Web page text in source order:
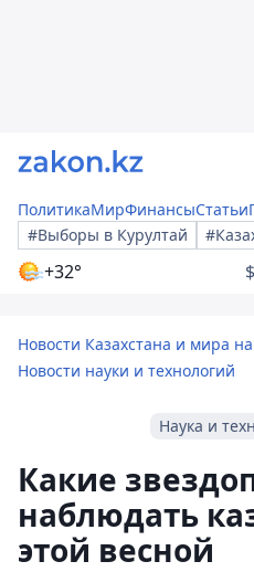
ПолитикаМирФинансыСтатьи
#Выборы в Курултай
+32° $
Новости Казахстана и мира
Новости науки и технологий
Наука и
Какие
наблюдать
этой весной